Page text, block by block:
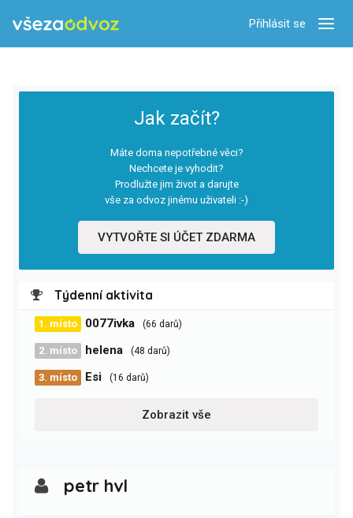
Přihlásit se
Jak začít?
Máte doma nepotřebné věci?
Nechcete je vyhodit?
Prodlužte jim život a darujte
vše za odvoz jinému uživateli :-)
VYTVOŘTE SI ÚČET ZDARMA
Týdenní aktivita
1. místo 0077ivka (66 darů)
2. místo helena (48 darů)
3. místo Esi (16 darů)
Zobrazit vše
petr hvl